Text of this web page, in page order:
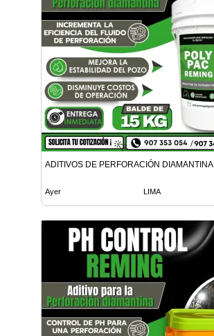
ADITIVOS DE PERFORACIÓN DIAMANTINA
Ayer LIMA